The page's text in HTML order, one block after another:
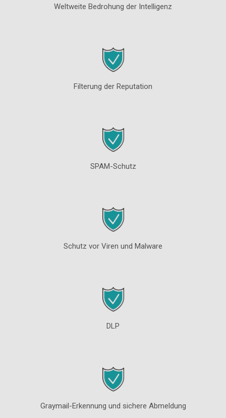
Weltweite Bedrohung der Intelligenz
Filterung der Reputation
SPAM-Schutz
Schutz vor Viren und Malware
DLP
Graymail-Erkennung und sichere Abmeldung